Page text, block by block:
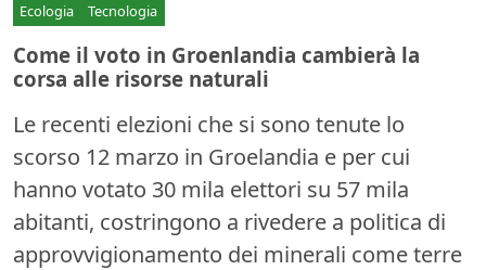
Ecologia Tecnologia
Come il voto in Groenlandia cambierà la
corsa alle risorse naturali
Le recenti elezioni che si sono tenute lo
scorso 12 marzo in Groelandia e per cui
hanno votato 30 mila elettori su 57 mila
abitanti, costringono a rivedere a politica di
approvvigionamento dei minerali come terre